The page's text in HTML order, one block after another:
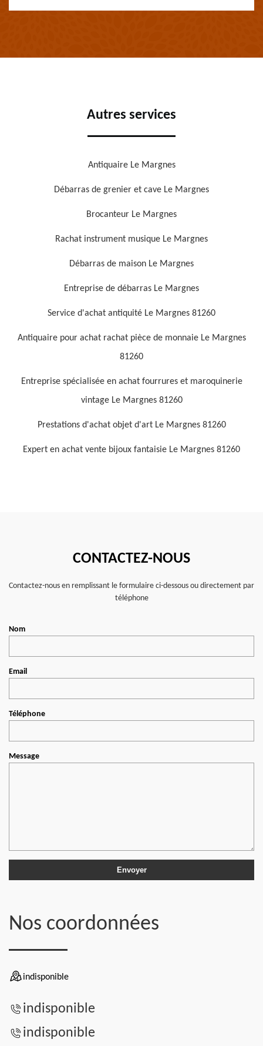
Autres services
Antiquaire Le Margnes
Débarras de grenier et cave Le Margnes
Brocanteur Le Margnes
Rachat instrument musique Le Margnes
Débarras de maison Le Margnes
Entreprise de débarras Le Margnes
Service d'achat antiquité Le Margnes 81260
Antiquaire pour achat rachat pièce de monnaie Le Margnes
81260
Entreprise spécialisée en achat fourrures et maroquinerie
vintage Le Margnes 81260
Prestations d'achat objet d'art Le Margnes 81260
Expert en achat vente bijoux fantaisie Le Margnes 81260
CONTACTEZ-NOUS
Contactez-nous en remplissant le formulaire ci-dessous ou directement par
téléphone
Nom
Email
Téléphone
Message
Nos coordonnées
indisponible
indisponible
indisponible